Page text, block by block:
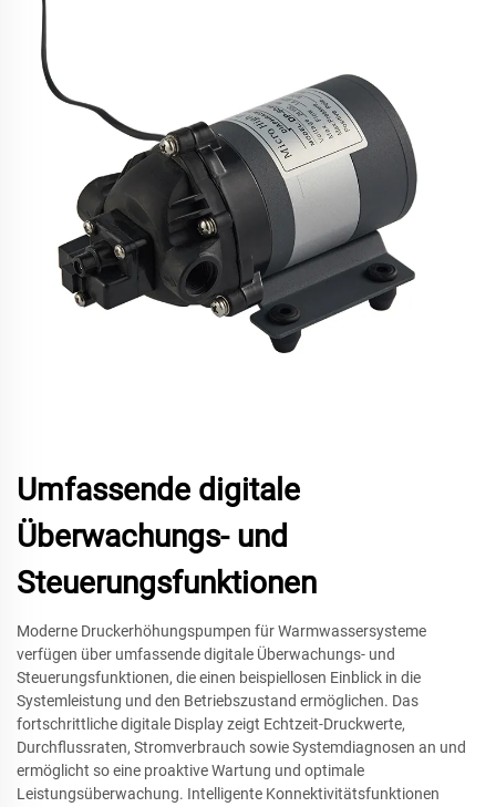
Umfassende digitale
Überwachungs- und
Steuerungsfunktionen
Moderne Druckerhöhungspumpen für Warmwassersysteme
verfügen über umfassende digitale Überwachungs- und
Steuerungsfunktionen, die einen beispiellosen Einblick in die
Systemleistung und den Betriebszustand ermöglichen. Das
fortschrittliche digitale Display zeigt Echtzeit-Druckwerte,
Durchflussraten, Stromverbrauch sowie Systemdiagnosen an und
ermöglicht so eine proaktive Wartung und optimale
Leistungsüberwachung. Intelligente Konnektivitätsfunktionen